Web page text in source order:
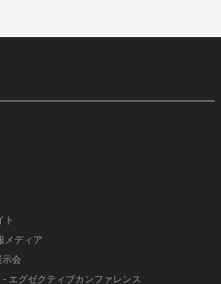
ト
メディア
示会
- エグゼクティブカンファレンス